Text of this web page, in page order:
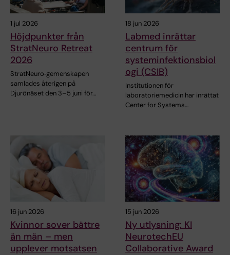
1 jul 2026
Höjdpunkter från
StratNeuro Retreat
2026
StratNeuro‑gemenskapen
samlades återigen på
Djurönäset den 3–5 juni för…
18 jun 2026
Labmed inrättar
centrum för
systeminfektionsbiol
ogi (CSIB)
Institutionen för
laboratoriemedicin har inrättat
Center for Systems…
16 jun 2026
Kvinnor sover bättre
än män – men
upplever motsatsen
15 jun 2026
Ny utlysning: KI
NeurotechEU
Collaborative Award